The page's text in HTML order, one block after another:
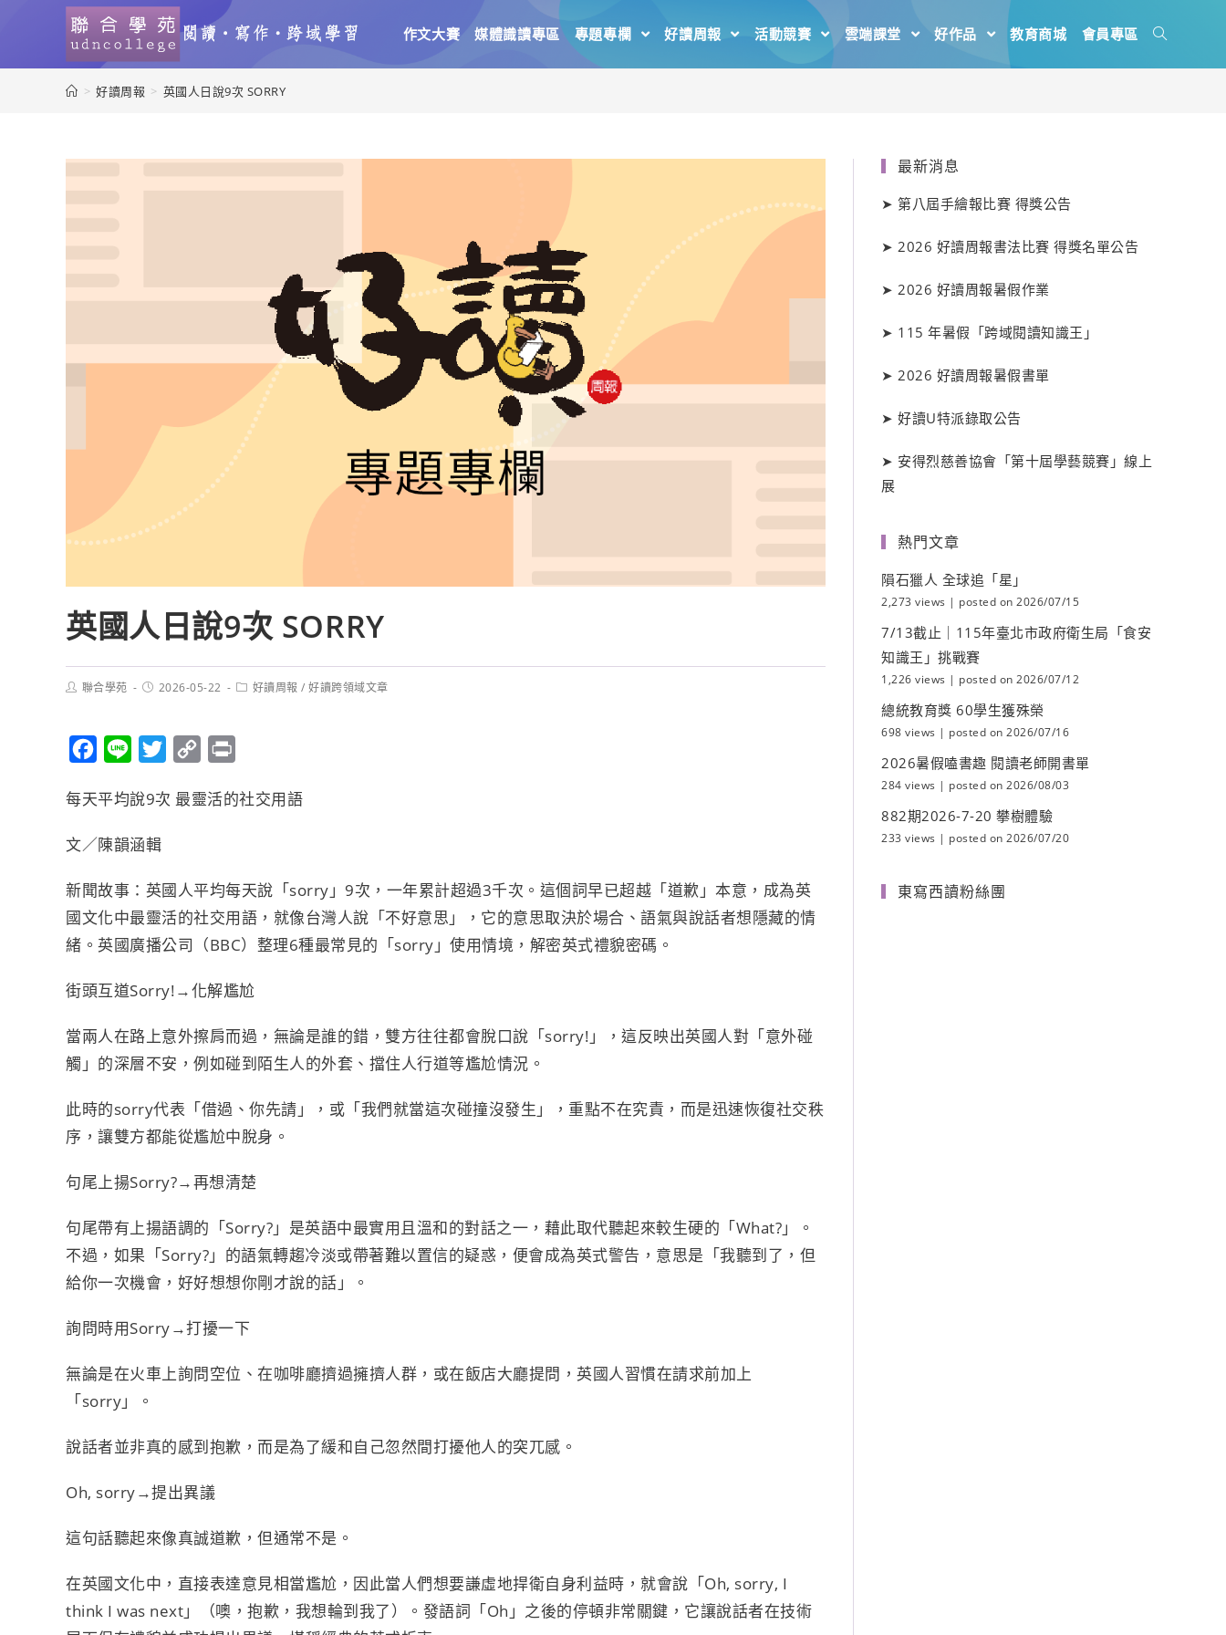
作文大賽 媒體識讀專區 專題專欄 好讀周報 活動競賽 雲端課堂 好作品 教育商城 會員專區
> 好讀周報 > 英國人日說9次 SORRY
英國人日說9次 SORRY
聯合學苑 2026-05-22 好讀周報 / 好讀跨領域文章
c
b
o
o
k
n
i
e
r
p
i
n
k
i
每天平均說9次 最靈活的社交用語
文／陳韻涵輯
新聞故事：英國人平均每天說「sorry」9次，一年累計超過3千次。這個詞早已超越「道歉」本意，成為英
國文化中最靈活的社交用語，就像台灣人說「不好意思」，它的意思取決於場合、語氣與說話者想隱藏的情
緒。英國廣播公司（BBC）整理6種最常見的「sorry」使用情境，解密英式禮貌密碼。
街頭互道Sorry!→化解尷尬
當兩人在路上意外擦肩而過，無論是誰的錯，雙方往往都會脫口說「sorry!」，這反映出英國人對「意外碰
觸」的深層不安，例如碰到陌生人的外套、擋住人行道等尷尬情況。
此時的sorry代表「借過、你先請」，或「我們就當這次碰撞沒發生」，重點不在究責，而是迅速恢復社交秩
序，讓雙方都能從尷尬中脫身。
句尾上揚Sorry?→再想清楚
句尾帶有上揚語調的「Sorry?」是英語中最實用且溫和的對話之一，藉此取代聽起來較生硬的「What?」。
不過，如果「Sorry?」的語氣轉趨冷淡或帶著難以置信的疑惑，便會成為英式警告，意思是「我聽到了，但
給你一次機會，好好想想你剛才說的話」。
詢問時用Sorry→打擾一下
無論是在火車上詢問空位、在咖啡廳擠過擁擠人群，或在飯店大廳提問，英國人習慣在請求前加上
「sorry」。
說話者並非真的感到抱歉，而是為了緩和自己忽然間打擾他人的突兀感。
Oh, sorry→提出異議
這句話聽起來像真誠道歉，但通常不是。
在英國文化中，直接表達意見相當尷尬，因此當人們想要謙虛地捍衛自身利益時，就會說「Oh, sorry, I
think I was next」（噢，抱歉，我想輪到我了）。發語詞「Oh」之後的停頓非常關鍵，它讓說話者在技術
最新消息
➤ 第八屆手繪報比賽 得獎公告
➤ 2026 好讀周報書法比賽 得獎名單公告
➤ 2026 好讀周報暑假作業
➤ 115 年暑假「跨域閱讀知識王」
➤ 2026 好讀周報暑假書單
➤ 好讀U特派錄取公告
➤ 安得烈慈善協會「第十屆學藝競賽」線上
展
熱門文章
隕石獵人 全球追「星」
2,273 views | posted on 2026/07/15
7/13截止｜115年臺北市政府衛生局「食安
知識王」挑戰賽
1,226 views | posted on 2026/07/12
總統教育獎 60學生獲殊榮
698 views | posted on 2026/07/16
2026暑假嗑書趣 閱讀老師開書單
284 views | posted on 2026/08/03
882期2026-7-20 攀樹體驗
233 views | posted on 2026/07/20
東寫西讀粉絲團